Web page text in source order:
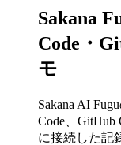
Sakana
Code・
モ
Sakana AI
Code、GitHub
に接続した記